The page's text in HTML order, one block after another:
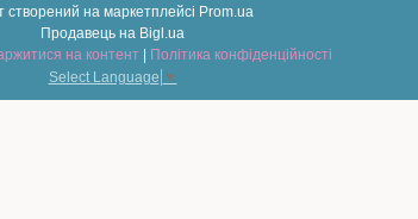
створений на маркетплейсі Prom.ua
Продавець на Bigl.ua
на контент
Політика конфіденційності
Select Language ▼